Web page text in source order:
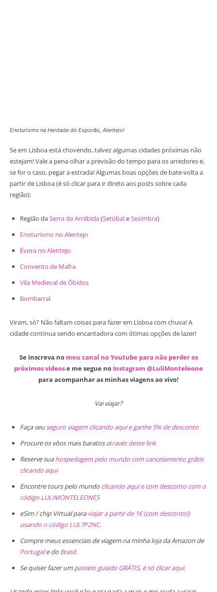
Enoturismo na Herdade do Esporão, Alentejo!
Se em Lisboa está chovendo, talvez algumas cidades próximas não
estejam! Vale a pena olhar a previsão do tempo para os arredores e,
se for o caso, pegar a estrada! Algumas boas opções de bate-volta a
partir de Lisboa (é só clicar para ir direto aos posts sobre cada
região):
Região daSerra da Arrábida(SetúbaleSesimbra)
Enoturismo no Alentejo
Évora no Alentejo
Convento de Mafra
Vila Medieval de Óbidos
Bombarral
Viram, só? Não faltam coisas para fazer em Lisboa com chuva! A
cidade continua sendo encantadora com ótimas opções de lazer!
Se inscreva no meu canal no Youtube para não perder os
próximos vídeose me segue no Instagram @LuliMonteleone
para acompanhar as minhas viagens ao vivo!
Vai viajar?
Faça seuseguro viagem clicando aqui e ganhe 5% de desconto
Procure os vôos mais baratosatravés deste link
Reserve suahospedagem pelo mundo com cancelamento grátis
clicando aqui
Encontre tours pelo mundo clicando aqui e com desconto com o
código LULIMONTELEONE5
eSim / chip Virtual paraviajar a partir de 1€ (com desconto!)
usando o código LUL7P2NC.
Compre meus essenciais de viagem na minha loja da Amazon de
Portugale do Brasil.
Se quiser fazer umpasseio guiado GRÁTIS, é só clicar aqui.